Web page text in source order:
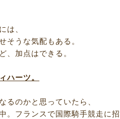
は、
そうな気配もある。
、加点はできる。
ハーツ。
るのかと思っていたら、
。フランスで国際騎手競走に招